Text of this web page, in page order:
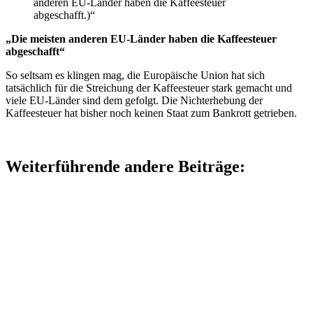
abgeschafft.)“
„Die meisten anderen EU-Länder haben die Kaffeesteuer
abgeschafft“
So seltsam es klingen mag, die Europäische Union hat sich
tatsächlich für die Streichung der Kaffeesteuer stark gemacht und
viele EU-Länder sind dem gefolgt. Die Nichterhebung der
Kaffeesteuer hat bisher noch keinen Staat zum Bankrott getrieben.
Weiterführende andere Beiträge: